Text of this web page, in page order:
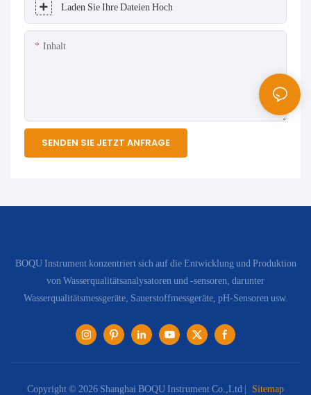
Laden Sie Ihre Dateien Hoch
Inhalt
SENDEN SIE JETZT ANFRAGE
BOQU Instrument konzentriert sich auf die Entwicklung und Produktion
von Wasserqualitätsanalysatoren und -sensoren, darunter
Wasserqualitätsmessgeräte, Sauerstoffmessgeräte, pH-Sensoren usw.
Copyright © 2026 Shanghai BOQU Instrument Co.,Ltd | Sitemap